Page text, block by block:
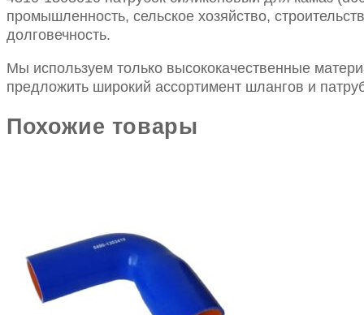
угол
90)
quantity
промышленность, сельское хозяйство,
долговечность.
Мы используем только высококачественные
предложить широкий ассортимент шлангов и
Похожие товары